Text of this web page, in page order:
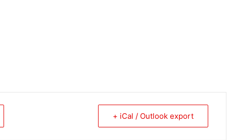
+ iCal / Outlook export